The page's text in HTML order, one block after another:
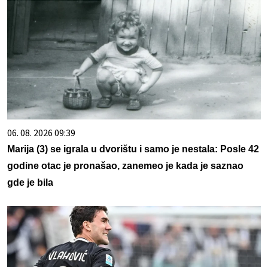
06. 08. 2026 09:39
Marija (3) se igrala u dvorištu i samo je nestala: Posle 42
godine otac je pronašao, zanemeo je kada je saznao
gde je bila